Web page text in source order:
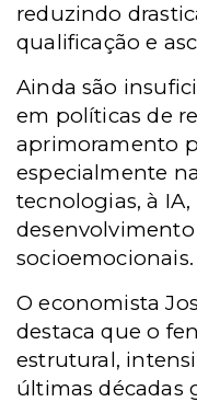
reduzindo
qualificação e
Ainda são
em políticas de
aprimoramento
especialmente
tecnologias, à
socioemocionais.
O economista
destaca que o
estrutural,
últimas décadas